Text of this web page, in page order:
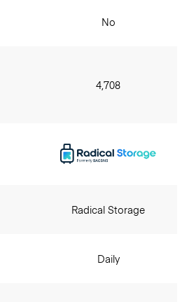
No
4,708
Radical Storage
Daily